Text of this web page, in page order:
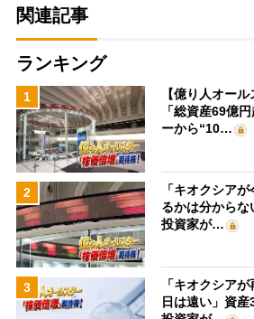
関連記事
ランキング
1
【億り人オー
「総資産69億
ーから“10…
2
「キオクシア
るかは分からな
投資家が…
3
「キオクシア
日は遠い」資